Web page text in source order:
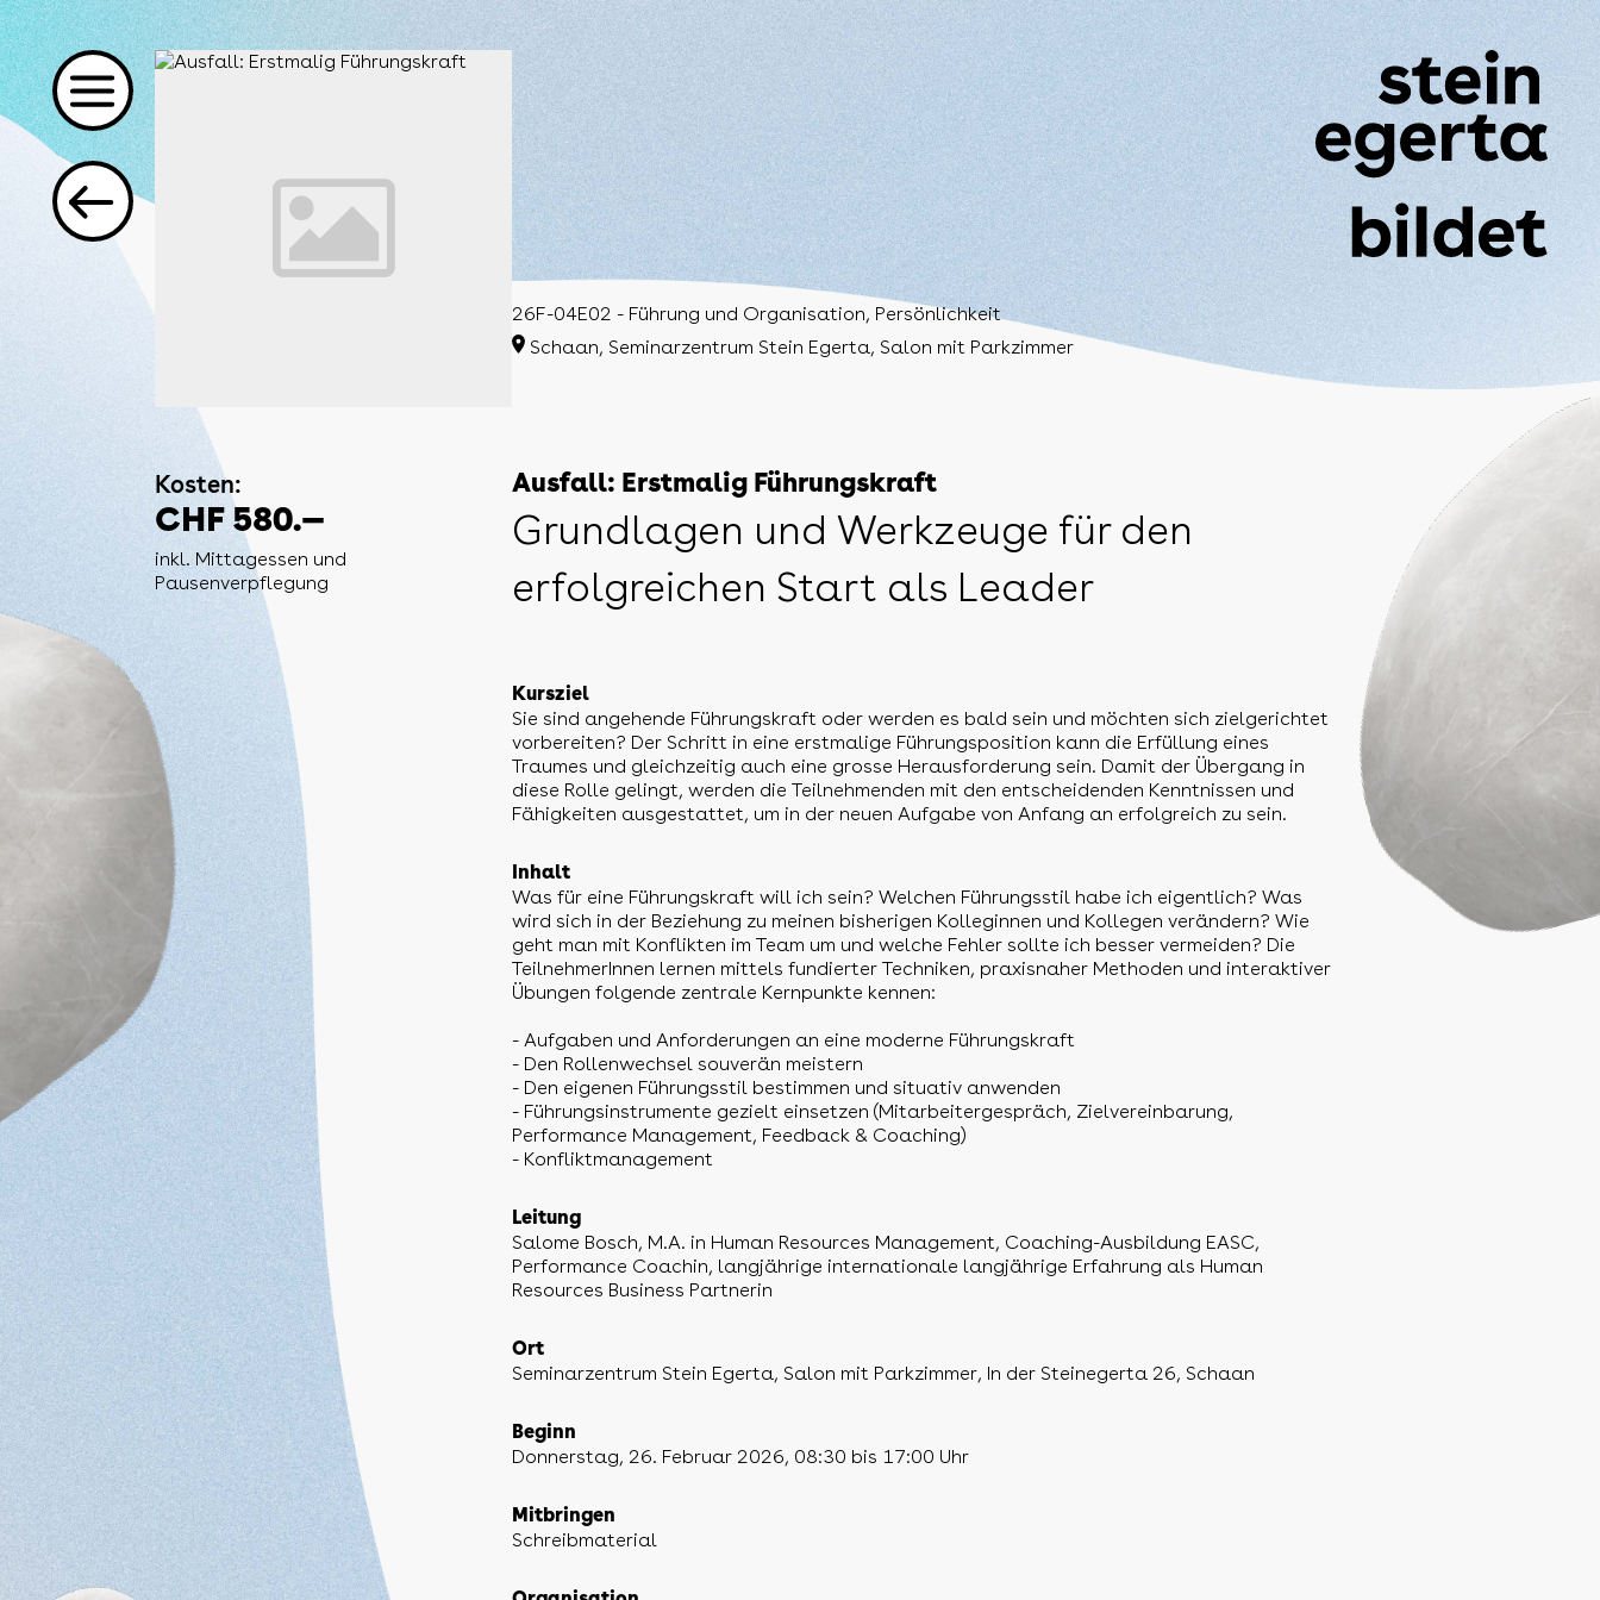
Kosten:
CHF 580.—
inkl. Mittagessen und
Pausenverpflegung
26F-04E02 - Führung und Organisation, Persönlichkeit
Schaan, Seminarzentrum Stein Egerta, Salon mit Parkzimmer
Ausfall: Erstmalig Führungskraft
Grundlagen und Werkzeuge für den
erfolgreichen Start als Leader
Kursziel
Sie sind angehende Führungskraft oder werden es bald sein und möchten sich zielgerichtet
vorbereiten? Der Schritt in eine erstmalige Führungsposition kann die Erfüllung eines
Traumes und gleichzeitig auch eine grosse Herausforderung sein. Damit der Übergang in
diese Rolle gelingt, werden die Teilnehmenden mit den entscheidenden Kenntnissen und
Fähigkeiten ausgestattet, um in der neuen Aufgabe von Anfang an erfolgreich zu sein.
Inhalt
Was für eine Führungskraft will ich sein? Welchen Führungsstil habe ich eigentlich? Was
wird sich in der Beziehung zu meinen bisherigen Kolleginnen und Kollegen verändern? Wie
geht man mit Konflikten im Team um und welche Fehler sollte ich besser vermeiden? Die
TeilnehmerInnen lernen mittels fundierter Techniken, praxisnaher Methoden und interaktiver
Übungen folgende zentrale Kernpunkte kennen:
- Aufgaben und Anforderungen an eine moderne Führungskraft
- Den Rollenwechsel souverän meistern
- Den eigenen Führungsstil bestimmen und situativ anwenden
- Führungsinstrumente gezielt einsetzen (Mitarbeitergespräch, Zielvereinbarung,
Performance Management, Feedback & Coaching)
- Konfliktmanagement
Leitung
Salome Bosch, M.A. in Human Resources Management, Coaching-Ausbildung EASC,
Performance Coachin, langjährige internationale langjährige Erfahrung als Human
Resources Business Partnerin
Ort
Seminarzentrum Stein Egerta, Salon mit Parkzimmer, In der Steinegerta 26, Schaan
Beginn
Donnerstag, 26. Februar 2026, 08:30 bis 17:00 Uhr
Mitbringen
Schreibmaterial